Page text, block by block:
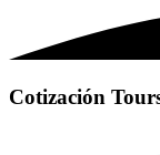
Cotización